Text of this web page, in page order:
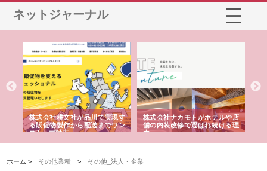
ネットジャーナル
株式会社耕文社が品川で実現す
る販促物製作から配送までワン
ストップ対応
株式会社ナカモトがホテルや店
舗の内装改修で選ばれ続ける理
由
ホーム > その他業種 > その他_法人・企業